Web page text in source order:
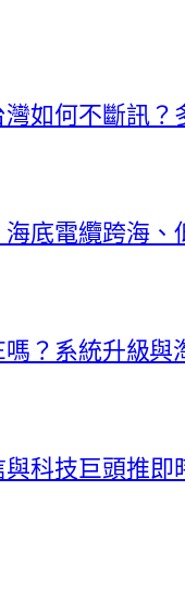
如何不斷訊
底電纜跨海
嗎？系統升級
科技巨頭推